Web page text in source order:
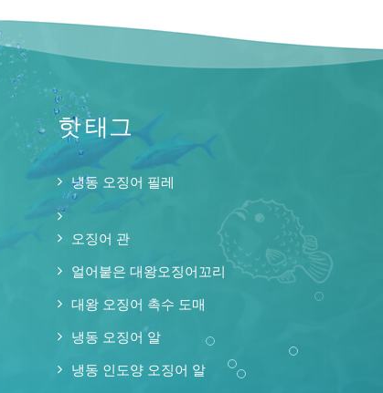
핫 태그
냉동 오징어 필레
오징어 관
얼어붙은 대왕오징어꼬리
대왕 오징어 촉수 도매
냉동 오징어 알
냉동 인도양 오징어 알